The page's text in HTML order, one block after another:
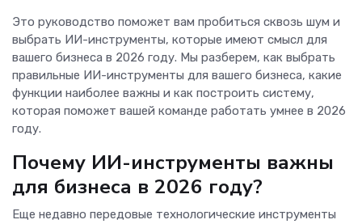
Это руководство поможет вам пробиться сквозь шум и
выбрать ИИ-инструменты, которые имеют смысл для
вашего бизнеса в 2026 году. Мы разберем, как выбрать
правильные ИИ-инструменты для вашего бизнеса, какие
функции наиболее важны и как построить систему,
которая поможет вашей команде работать умнее в 2026
году.
Почему ИИ-инструменты важны
для бизнеса в 2026 году?
Еще недавно передовые технологические инструменты